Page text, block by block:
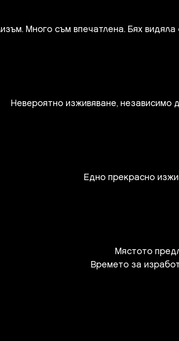
Много съм впечатлена. Бях
Невероятно изживяване,
Едно прекрасно
Мястото
Времето за